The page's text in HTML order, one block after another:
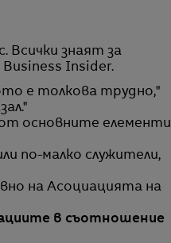
Insider.
е толкова трудно,"
основните елементи
по-малко служители,
на Асоциацията на
в съотношение